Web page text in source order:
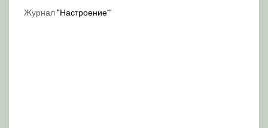
Журнал"Настроение"'